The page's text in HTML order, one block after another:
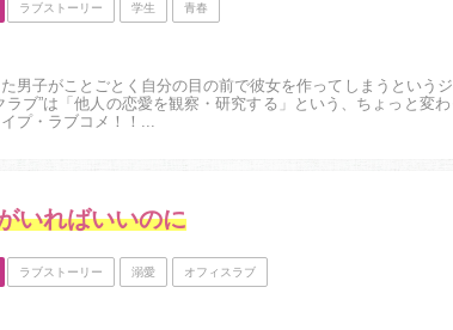
ラブストーリー 学生 青春
男子がことごとく自分の目の前で彼女を作ってしまうという
ラブ”は「他人の恋愛を観察・研究する」という、ちょっと
プ・ラブコメ！！...
いればいいのに
ラブストーリー 溺愛 オフィスラブ